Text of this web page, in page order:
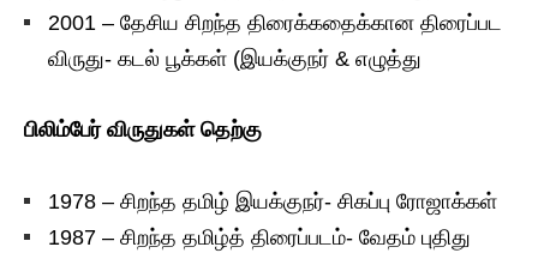
2001 – தேசிய சிறந்த திரைக்கதைக்கான திரைப்பட
விருது- கடல் பூக்கள் (இயக்குநர் & எழுத்து
பிலிம்பேர் விருதுகள் தெற்கு
1978 – சிறந்த தமிழ் இயக்குநர்- சிகப்பு ரோஜாக்கள்
1987 – சிறந்த தமிழ்த் திரைப்படம்- வேதம் புதிது